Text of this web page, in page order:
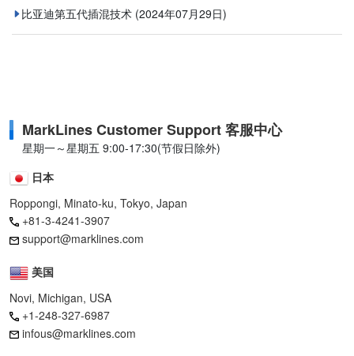
比亚迪第五代插混技术 (2024年07月29日)
MarkLines Customer Support 客服中心
星期一～星期五 9:00-17:30(节假日除外)
日本
Roppongi, Minato-ku, Tokyo, Japan
+81-3-4241-3907
support@marklines.com
美国
Novi, Michigan, USA
+1-248-327-6987
infous@marklines.com